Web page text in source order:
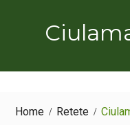
Home Retete